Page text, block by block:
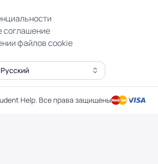
соглашение
файлов cookie
Help. Все права защищены